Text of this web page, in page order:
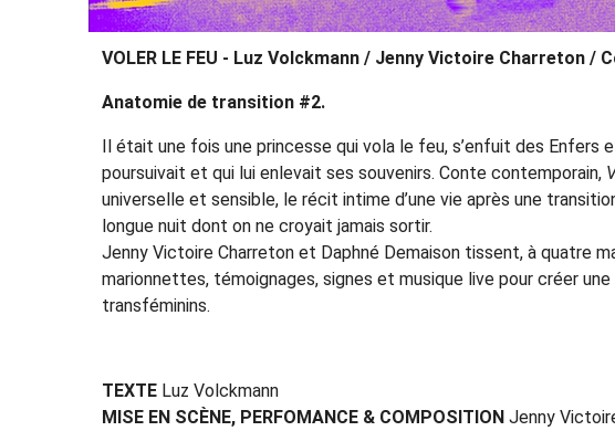
VOLER LE FEU - Luz Volckmann / Jenny Victoire Charreton /
Anatomie de transition #2.
Il était une fois une princesse qui vola le feu, s’enfuit des
poursuivait et qui lui enlevait ses souvenirs. Conte contemporain,
universelle et sensible, le récit intime d’une vie après une
longue nuit dont on ne croyait jamais sortir.
Jenny Victoire Charreton et Daphné Demaison tissent, à quatre
marionnettes, témoignages, signes et musique live pour créer
transféminins.
TEXTE Luz Volckmann
MISE EN SCÈNE, PERFOMANCE & COMPOSITION Jenny